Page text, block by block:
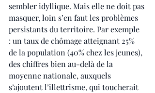
sembler idyllique. Mais elle ne doit pas
masquer, loin s’en faut les problèmes
persistants du territoire. Par exemple
: un taux de chômage atteignant 25%
de la population (40% chez les jeunes),
des chiffres bien au-delà de la
moyenne nationale, auxquels
s’ajoutent l’illettrisme, qui toucherait